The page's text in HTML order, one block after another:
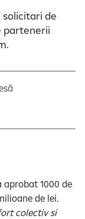
n
O
n
i
n
e
n
solicitari de
partenerii
aprobat 1000 de
de lei.
colectiv si